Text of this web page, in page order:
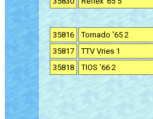
35816 Tornado '65 2
35817
TTV Vries 1
35818
TIOS '66 2